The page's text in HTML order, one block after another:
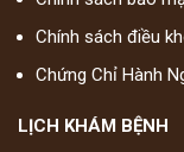
Chính sách điều
Chứng Chỉ Hành
LỊCH KHÁM BỆNH